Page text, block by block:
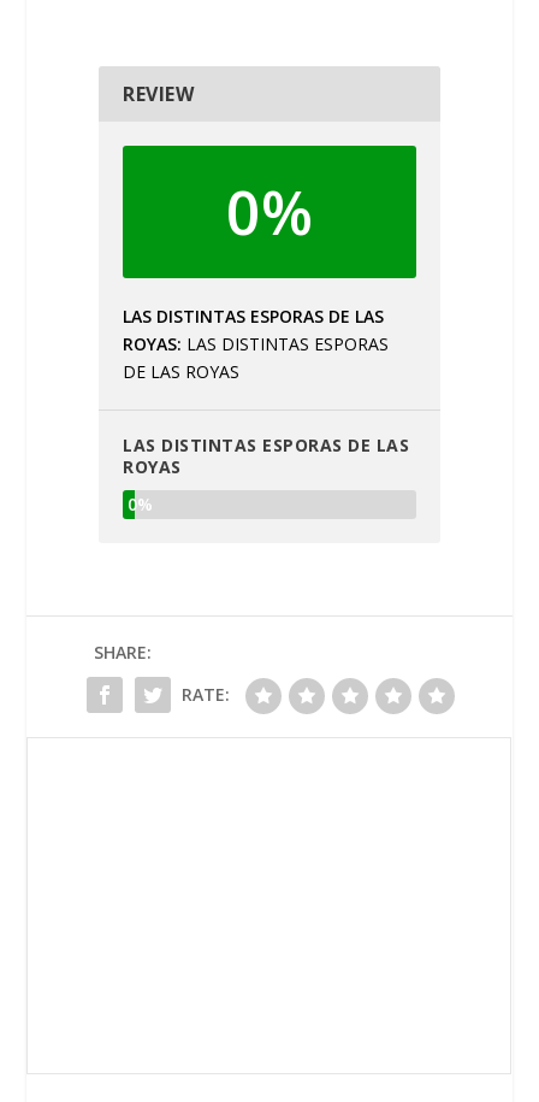
REVIEW
0%
LAS DISTINTAS ESPORAS DE LAS
ROYAS LAS DISTINTAS ESPORAS
DE LAS ROYAS
LAS DISTINTAS ESPORAS DE LAS
ROYAS
0%
SHARE:
RATE: